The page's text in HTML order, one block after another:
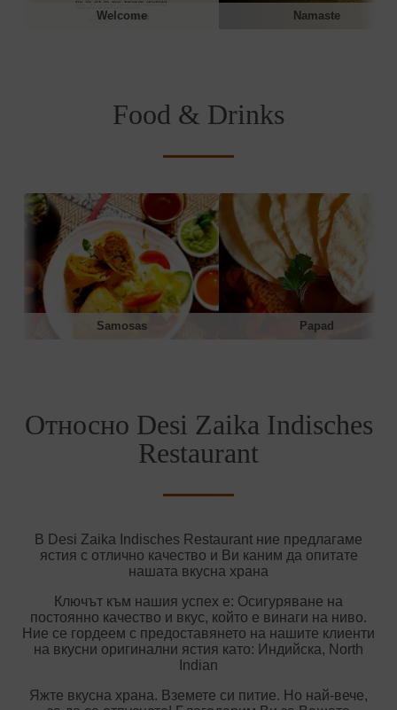
Welcome Namaste
Food & Drinks
Samosas Papad
Относно Desi Zaika Indisches
Restaurant
В Desi Zaika Indisches Restaurant ние предлагаме
ястия с отлично качество и Ви каним да опитате
нашата вкусна храна
Ключът към нашия успех е: Осигуряване на
постоянно качество и вкус, който е винаги на ниво.
Ние се гордеем с предоставянето на нашите клиенти
на вкусни оригинални ястия като: Индийска, North
Indian
Яжте вкусна храна. Вземете си питие. Но най-вече,